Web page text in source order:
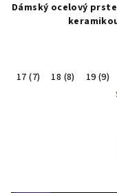
Dámský ocelový
17 (7) 18 (8) 19 (9)